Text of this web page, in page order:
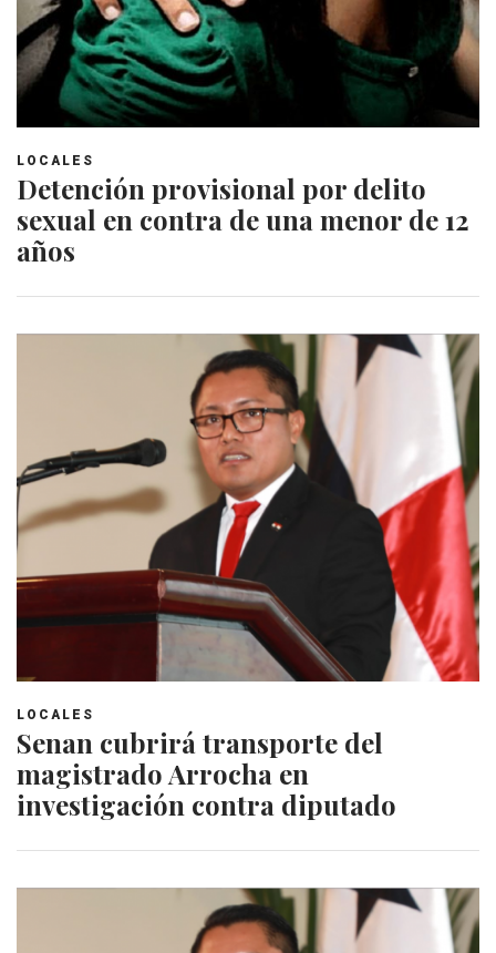
LOCALES
Detención provisional por delito
sexual en contra de una menor de 12
años
LOCALES
Senan cubrirá transporte del
magistrado Arrocha en
investigación contra diputado